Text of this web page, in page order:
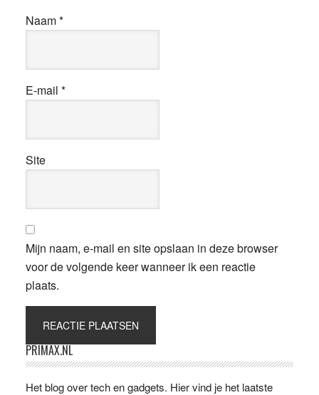
Naam*
E-mail *
Site
Mijn naam, e-mail en site opslaan in deze browser
voor de volgende keer wanneer ik een reactie
plaats.
Primaire
Sidebar
PRIMAX.NL
Het blog over tech en gadgets. Hier vind je het laatste